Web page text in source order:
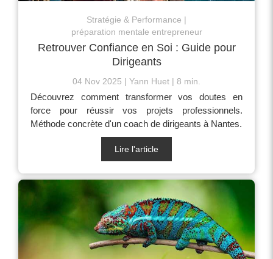
Stratégie & Performance
préparation mentale entrepreneur
Retrouver Confiance en Soi : Guide pour
Dirigeants
04 Nov 2025 Yann Huet 8 min.
Découvrez comment transformer vos doutes en
force pour réussir vos projets professionnels.
Méthode concrète d'un coach de dirigeants à Nantes.
Lire l'article